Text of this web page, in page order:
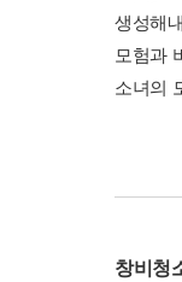
생성해
모험과
소녀의
창비청